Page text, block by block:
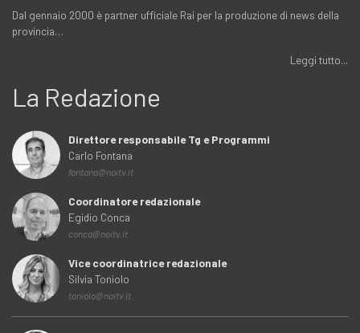
Dal gennaio 2000 è partner ufficiale Rai per la produzione di news della
provincia…
Leggi tutto...
La Redazione
Direttore responsabile Tg e Programmi
Carlo Fontana
fontana@noitv.it
Coordinatore redazionale
Egidio Conca
conca@noitv.it
Vice coordinatrice redazionale
Silvia Toniolo
toniolo@noitv.it